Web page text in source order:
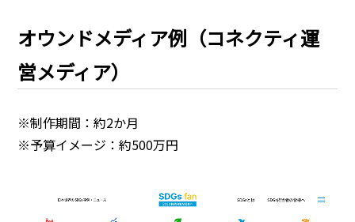
オウンドメディア例（コネクティ運
営メディア）
※制作期間：約2か月
※予算イメージ：約500万円